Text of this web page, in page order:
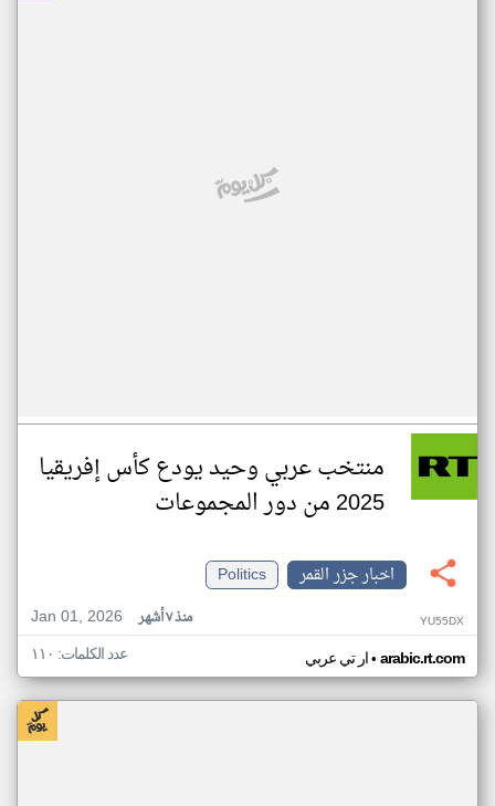
منتخب عربي وحيد يودع كأس إفريقيا
2025 من دور المجموعات
اخبار جزر القمر
Politics
Jan 01, 2026
منذ ٧ أشهر YU55DX
ار تي عربي• arabic.rt.com عدد الكلمات: ١١٠